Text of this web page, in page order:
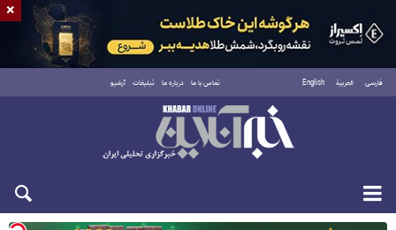
فارسی العربية English تماس با ما درباره ما تبلیغات آرشیو
یکشنبه ۱۸ مرداد ۱۴۰۵
×